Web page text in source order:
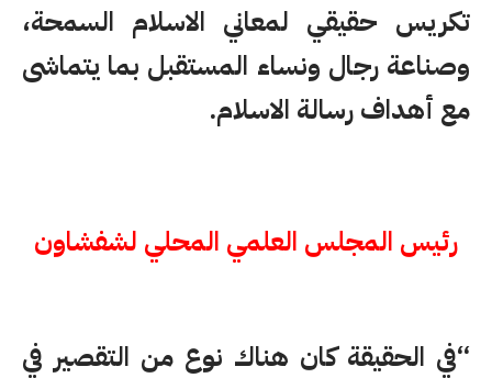
تكريس حقيقي لمعاني الاسلام السمحة،
وصناعة رجال ونساء المستقبل بما يتماشى
مع أهداف رسالة الاسلام.
رئيس المجلس العلمي المحلي لشفشاون
“في الحقيقة كان هناك نوع من التقصير في